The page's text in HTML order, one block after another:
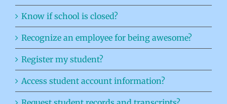
Know if school is closed?
Recognize an employee for being awesome?
Register my student?
Access student account information?